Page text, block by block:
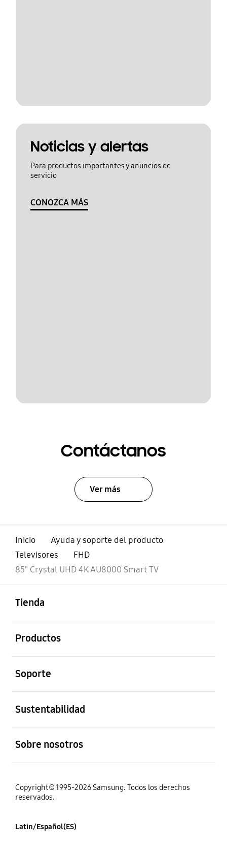
Noticias y alertas
Para productos importantes y anuncios de
servicio
CONOZCA MÁS
Contáctanos
Ver más
Inicio
Ayuda y soporte del producto
Televisores
FHD
85" Crystal UHD 4K AU8000 Smart TV
Tienda
Productos
Soporte
Sustentabilidad
Sobre nosotros
Copyright© 1995-2026 Samsung. Todos los derechos
reservados.
Latin/Español(ES)